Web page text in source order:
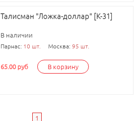
Талисман "Ложка-доллар" [К-31]
В наличии
Парнас: 10 шт. Москва: 95 шт.
65.00 руб В корзину
1